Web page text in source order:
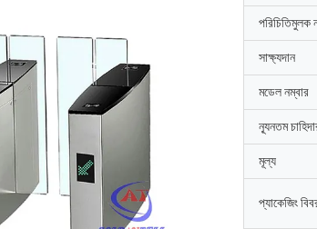
পরিচিতিমুলক
সাক্ষ্যদান
মডেল নম্বার
ন্যূনতম
মূল্য
প্যাকেজিং